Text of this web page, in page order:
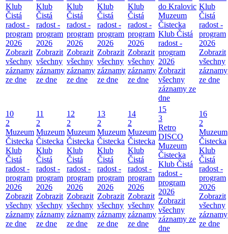
Klub
Čistá
radost -
program
2026
Zobrazit
všechny
záznamy
ze dne
Klub
Čistá
radost -
program
2026
Zobrazit
všechny
záznamy
ze dne
Klub
Čistá
radost -
program
2026
Zobrazit
všechny
záznamy
ze dne
Klub
Čistá
radost -
program
2026
Zobrazit
všechny
záznamy
ze dne
Klub
Čistá
radost -
program
2026
Zobrazit
všechny
záznamy
ze dne
do Kralovic
Muzeum
Čistecka
Klub Čistá
radost -
program
2026
Zobrazit
všechny
záznamy ze
dne
Klub
Čistá
radost -
program
2026
Zobrazit
všechny
záznamy
ze dne
10
2
Muzeum
Čistecka
Klub
Čistá
radost -
program
2026
Zobrazit
všechny
záznamy
ze dne
11
2
Muzeum
Čistecka
Klub
Čistá
radost -
program
2026
Zobrazit
všechny
záznamy
ze dne
12
2
Muzeum
Čistecka
Klub
Čistá
radost -
program
2026
Zobrazit
všechny
záznamy
ze dne
13
2
Muzeum
Čistecka
Klub
Čistá
radost -
program
2026
Zobrazit
všechny
záznamy
ze dne
14
2
Muzeum
Čistecka
Klub
Čistá
radost -
program
2026
Zobrazit
všechny
záznamy
ze dne
15
3
Retro
DISCO
Muzeum
Čistecka
Klub Čistá
radost -
program
2026
Zobrazit
všechny
záznamy ze
dne
16
2
Muzeum
Čistecka
Klub
Čistá
radost -
program
2026
Zobrazit
všechny
záznamy
ze dne